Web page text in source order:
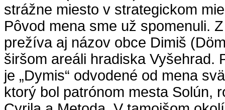
strážne miesto v strategickom
Pôvod mena sme už spomenuli.
prežíva aj názov obce Dimiš
širšom areáli hradiska Vyšehrad.
je „Dymis“ odvodené od mena
ktorý bol patrónom mesta Solún,